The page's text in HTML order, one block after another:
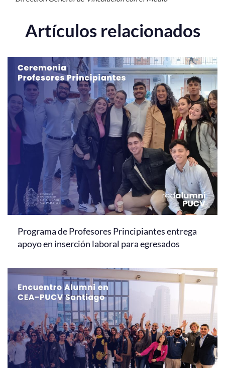
Artículos relacionados
Programa de Profesores Principiantes entrega
apoyo en inserción laboral para egresados